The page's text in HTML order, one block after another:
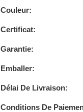
Couleur:
Certificat:
Garantie:
Emballer:
Délai De Livraison:
Conditions De